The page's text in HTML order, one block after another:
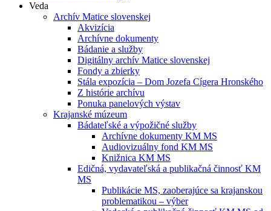
Veda
Archív Matice slovenskej
Akvizícia
Archívne dokumenty
Bádanie a služby
Digitálny archív Matice slovenskej
Fondy a zbierky
Stála expozícia – Dom Jozefa Cígera Hronského
Z histórie archívu
Ponuka panelových výstav
Krajanské múzeum
Bádateľské a výpožičné služby
Archívne dokumenty KM MS
Audiovizuálny fond KM MS
Knižnica KM MS
Edičná, vydavateľská a publikačná činnosť KM
MS
Publikácie MS, zaoberajúce sa krajanskou
problematikou – výber